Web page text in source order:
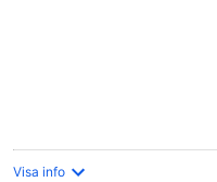
Visa info